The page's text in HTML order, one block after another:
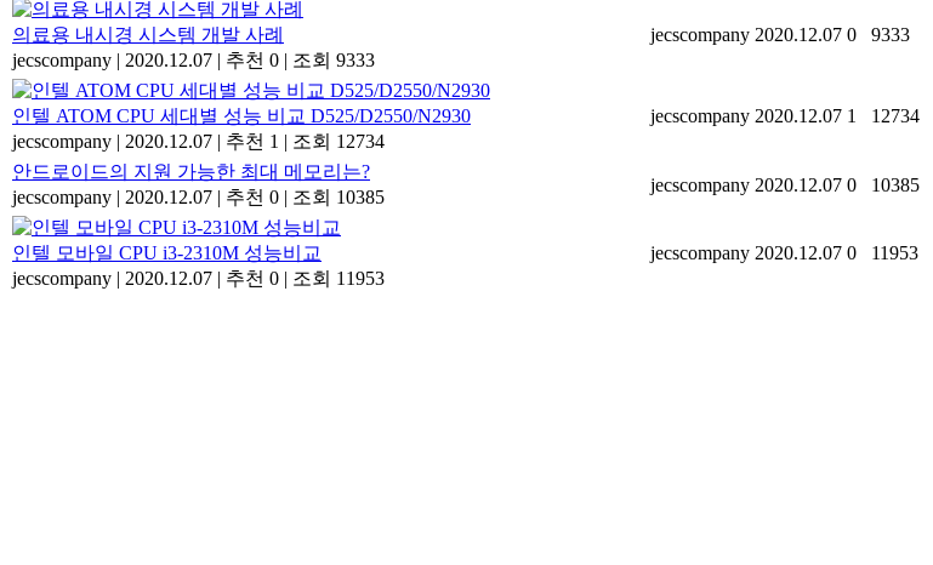
의료용 내시경 시스템 개발 사례
jecscompany | 2020.12.07 | 추천 0 | 조회 9333
jecscompany 2020.12.07 0 9333
인텔 ATOM CPU 세대별 성능 비교 D525/D2550/N2930
jecscompany | 2020.12.07 | 추천 1 | 조회 12734
jecscompany 2020.12.07 1 12734
안드로이드의 지원 가능한 최대 메모리는?
jecscompany | 2020.12.07 | 추천 0 | 조회 10385
jecscompany 2020.12.07 0 10385
인텔 모바일 CPU i3-2310M 성능비교
jecscompany | 2020.12.07 | 추천 0 | 조회 11953
jecscompany 2020.12.07 0 11953